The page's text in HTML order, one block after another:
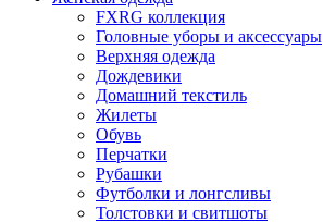
FXRG коллекция
Головные уборы и аксессуары
Верхняя одежда
Дождевики
Домашний текстиль
Жилеты
Обувь
Перчатки
Рубашки
Футболки и лонгсливы
Толстовки и свитшоты